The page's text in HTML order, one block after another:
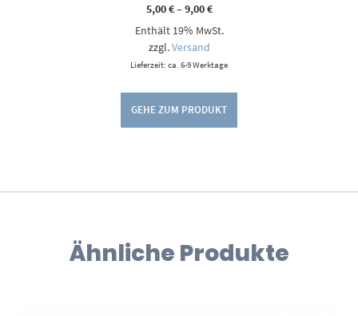
5,00€–9,00€Preisspanne:
bis
Enthält 19% MwSt.
zzgl.Versand
Lieferzeit: ca. 6-9 Werktage
GEHE ZUM PRODUKT
Ähnliche Produkte